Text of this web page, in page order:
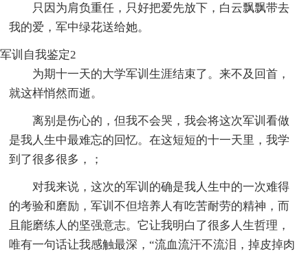
只因为肩负重任，只好把爱先放下，白云飘飘带去
我的爱，军中绿花送给她。
军训自我鉴定2
为期十一天的大学军训生涯结束了。来不及回首，
就这样悄然而逝。
离别是伤心的，但我不会哭，我会将这次军训看做
是我人生中最难忘的回忆。在这短短的十一天里，我学
到了很多很多，；
对我来说，这次的军训的确是我人生中的一次难得
的考验和磨励，军训不但培养人有吃苦耐劳的精神，而
且能磨练人的坚强意志。它让我明白了很多人生哲理，
唯有一句话让我感触最深，“流血流汗不流泪，掉皮掉肉